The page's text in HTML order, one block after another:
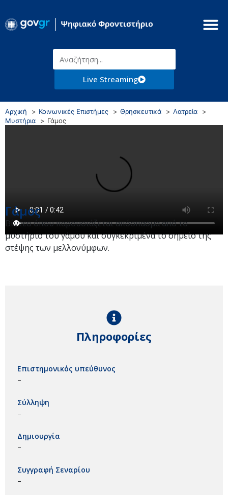
Live Streaming
Αρχική Κοινωνικές Επιστήμες Θρησκευτικά
Λατρεία
Μυστήρια
Γάμος
Γάμος
Βίντεο όπου παρουσιάζεται απόσπασμα από το
μυστήριο του γάμου και συγκεκριμένα το σημείο της
στέψης των μελλονύμφων.
Πληροφορίες
Επιστημονικός υπεύθυνος
–
Σύλληψη
–
Δημιουργία
–
Συγγραφή Σεναρίου
–